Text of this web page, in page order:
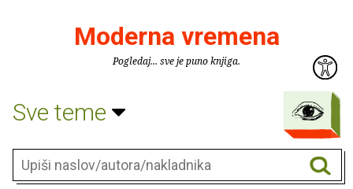
Moderna vremena
Pogledaj... sve je puno knjiga.
Sve teme